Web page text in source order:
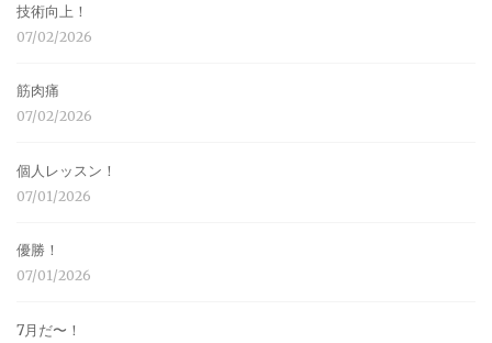
技術向上！
07/02/2026
筋肉痛
07/02/2026
個人レッスン！
07/01/2026
優勝！
07/01/2026
7月だ〜！